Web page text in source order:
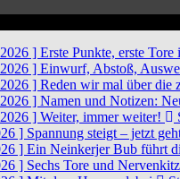
] Erste Punkte, erste Tore
] Einwurf, Abstoß,
] Reden wir mal über die
] Namen und Notizen:
] Weiter, immer weiter!
] Spannung steigt – jetzt
] Ein Neinkerjer Bub führt
] Sechs Tore und